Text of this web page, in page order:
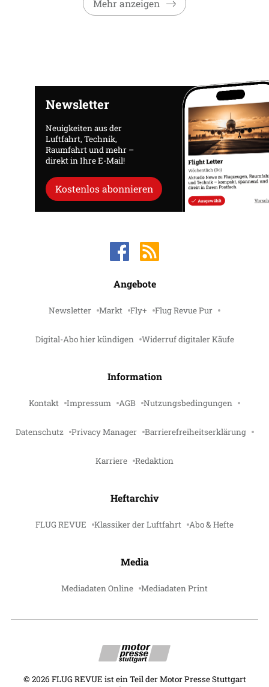
Mehr anzeigen
Newsletter
Neuigkeiten aus der
Luftfahrt, Technik,
Raumfahrt und mehr –
direkt in Ihre E-Mail!
Kostenlos abonnieren
Angebote
Newsletter Markt Fly+ Flug Revue Pur
Digital-Abo hier kündigen Widerruf digitaler Käufe
Information
Kontakt Impressum AGB Nutzungsbedingungen
Datenschutz Privacy Manager Barrierefreiheitserklärung
Karriere Redaktion
Heftarchiv
FLUG REVUE Klassiker der Luftfahrt Abo & Hefte
Media
Mediadaten Online Mediadaten Print
© 2026 FLUG REVUE ist ein Teil der Motor Presse Stuttgart